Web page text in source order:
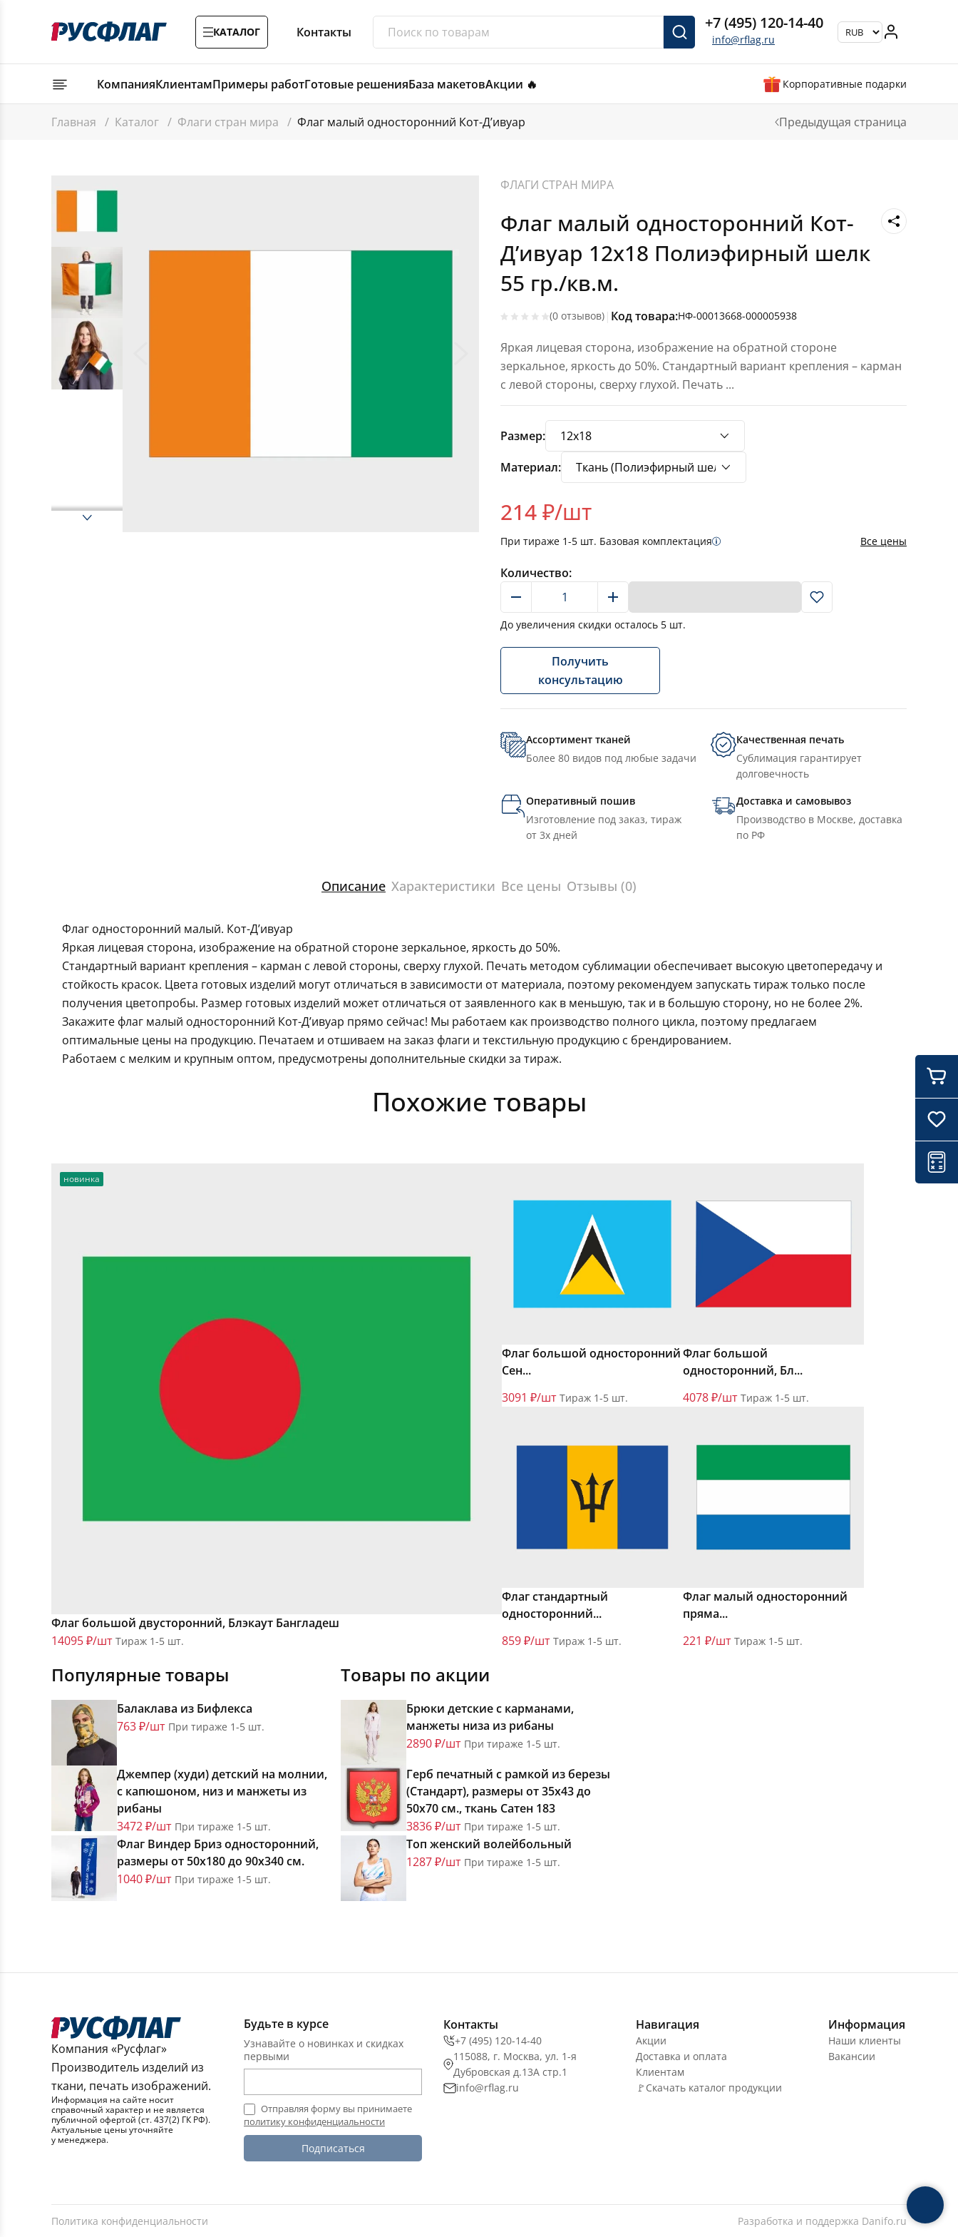
КАТАЛОГ Контакты +7 (495) 120-14-40
info@rflag.ru
КомпанияКлиентамПримеры работГотовые решенияБаза макетовАкции 🔥 Корпоративные подарки
Главная / Каталог / Флаги стран мира / Флаг малый односторонний Кот-Д’ивуар Предыдущая страница
ФЛАГИ СТРАН МИРА
Флаг малый односторонний Кот-
Д’ивуар 12х18 Полиэфирный шелк
55 гр./кв.м.
(0 отзывов) | Код товара:НФ-00013668-000005938
Яркая лицевая сторона, изображение на обратной стороне
зеркальное, яркость до 50%. Стандартный вариант крепления – карман
с левой стороны, сверху глухой. Печать ...
Размер:
Материал:
214₽/шт
При тираже 1-5 шт. Базовая комплектация Все цены
Количество:
До увеличения скидки осталось 5 шт.
Получить
консультацию
Ассортимент тканей
Более 80 видов под любые задачи
Качественная печать
Сублимация гарантирует
долговечность
Оперативный пошив
Изготовление под заказ, тираж
от 3х дней
Доставка и самовывоз
Производство в Москве, доставка
по РФ
Описание Характеристики Все цены Отзывы (0)
Флаг односторонний малый. Кот-Д’ивуар
Яркая лицевая сторона, изображение на обратной стороне зеркальное, яркость до 50%.
Стандартный вариант крепления – карман с левой стороны, сверху глухой. Печать методом сублимации обеспечивает высокую цветопередачу и
стойкость красок. Цвета готовых изделий могут отличаться в зависимости от материала, поэтому рекомендуем запускать тираж только после
получения цветопробы. Размер готовых изделий может отличаться от заявленного как в меньшую, так и в большую сторону, но не более 2%.
Закажите флаг малый односторонний Кот-Д’ивуар прямо сейчас! Мы работаем как производство полного цикла, поэтому предлагаем
оптимальные цены на продукцию. Печатаем и отшиваем на заказ флаги и текстильную продукцию с брендированием.
Работаем с мелким и крупным оптом, предусмотрены дополнительные скидки за тираж.
Похожие товары
новинка
Флаг большой двусторонний, Блэкаут Бангладеш
14095 ₽/шт Тираж 1-5 шт.
Флаг большой односторонний
Сен...
3091 ₽/шт Тираж 1-5 шт.
Флаг большой
односторонний, Бл...
4078 ₽/шт Тираж 1-5 шт.
Флаг стандартный
односторонний...
859 ₽/шт Тираж 1-5 шт.
Флаг малый односторонний
пряма...
221 ₽/шт Тираж 1-5 шт.
Популярные товары
Балаклава из Бифлекса
763 ₽/шт При тираже 1-5 шт.
Джемпер (худи) детский на молнии,
с капюшоном, низ и манжеты из
рибаны
3472 ₽/шт При тираже 1-5 шт.
Флаг Виндер Бриз односторонний,
размеры от 50х180 до 90х340 см.
1040 ₽/шт При тираже 1-5 шт.
Товары по акции
Брюки детские с карманами,
манжеты низа из рибаны
2890 ₽/шт При тираже 1-5 шт.
Герб печатный с рамкой из березы
(Стандарт), размеры от 35х43 до
50х70 см., ткань Сатен 183
3836 ₽/шт При тираже 1-5 шт.
Топ женский волейбольный
1287 ₽/шт При тираже 1-5 шт.
Компания «Русфлаг»
Производитель изделий из
ткани, печать изображений.
Информация на сайте носит
справочный характер и не является
публичной офертой (ст. 437(2) ГК РФ).
Актуальные цены уточняйте
у менеджера.
Будьте в курсе
Узнавайте о новинках и скидках
первыми
Отправляя форму вы принимаете
политику конфиденциальности
Подписаться
Контакты
+7 (495) 120-14-40
115088, г. Москва, ул. 1-я
Дубровская д.13А стр.1
info@rflag.ru
Навигация
Акции
Доставка и оплата
Клиентам
🚩Скачать каталог продукции
Информация
Наши клиенты
Вакансии
Политика конфиденциальности Разработка и поддержка Danifo.ru